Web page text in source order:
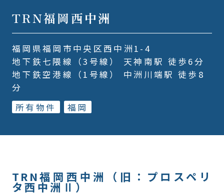
TRN福岡西中洲
福岡県福岡市中央区西中洲1-4
地下鉄七隈線（3号線） 天神南駅 徒歩6分
地下鉄空港線（1号線） 中洲川端駅 徒歩8
分
所有物件
福岡
TRN福岡西中洲（旧：プロスペリ
タ西中洲Ⅱ）